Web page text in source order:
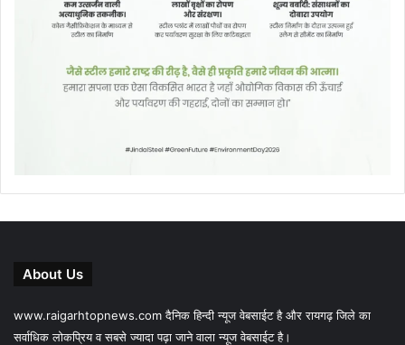
About Us
www.raigarhtopnews.com दैनिक हिन्दी न्यूज वेबसाईट है और रायगढ़ जिले का
सर्वाधिक लोकप्रिय व सबसे ज्यादा पढ़ा जाने वाला न्यूज वेबसाईट है।